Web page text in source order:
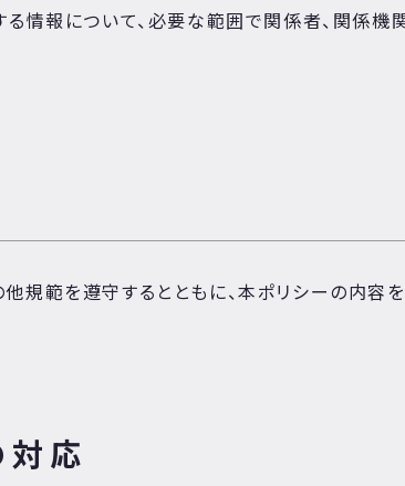
情報について、必要な範囲で関係者、関係機
規範を遵守するとともに、本ポリシーの内容
対応